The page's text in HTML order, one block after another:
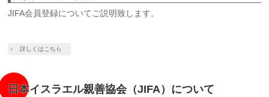
JIFA会員登録についてご説明致します。
詳しくはこちら
日本イスラエル親善協会（JIFA）について